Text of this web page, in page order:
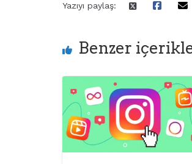
Yazıyı paylaş:
Benzer